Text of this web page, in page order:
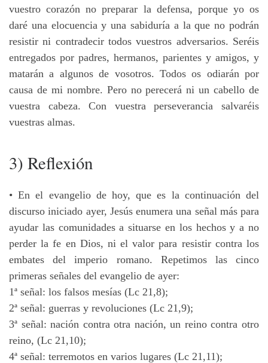
vuestro corazón no preparar la defensa, porque yo os
daré una elocuencia y una sabiduría a la que no podrán
resistir ni contradecir todos vuestros adversarios. Seréis
entregados por padres, hermanos, parientes y amigos, y
matarán a algunos de vosotros. Todos os odiarán por
causa de mi nombre. Pero no perecerá ni un cabello de
vuestra cabeza. Con vuestra perseverancia salvaréis
vuestras almas.
3) Reflexión
• En el evangelio de hoy, que es la continuación del
discurso iniciado ayer, Jesús enumera una señal más para
ayudar las comunidades a situarse en los hechos y a no
perder la fe en Dios, ni el valor para resistir contra los
embates del imperio romano. Repetimos las cinco
primeras señales del evangelio de ayer:
1ª señal: los falsos mesías (Lc 21,8);
2ª señal: guerras y revoluciones (Lc 21,9);
3ª señal: nación contra otra nación, un reino contra otro
reino, (Lc 21,10);
4ª señal: terremotos en varios lugares (Lc 21,11);